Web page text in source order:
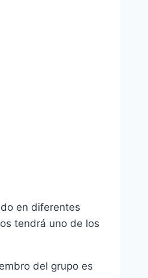
en diferentes
tendrá uno de los
del grupo es